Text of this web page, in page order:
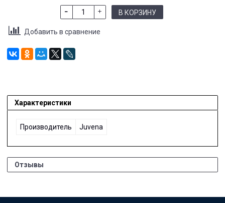
В КОРЗИНУ
Добавить в сравнение
Характеристики
Производитель Juvena
Отзывы